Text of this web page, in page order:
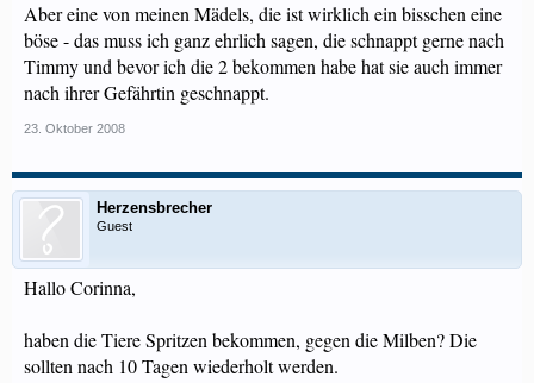
Aber eine von meinen Mädels, die ist wirklich ein bisschen eine
böse - das muss ich ganz ehrlich sagen, die schnappt gerne nach
Timmy und bevor ich die 2 bekommen habe hat sie auch immer
nach ihrer Gefährtin geschnappt.
23. Oktober 2008
Herzensbrecher
Guest
Hallo Corinna,
haben die Tiere Spritzen bekommen, gegen die Milben? Die
sollten nach 10 Tagen wiederholt werden.